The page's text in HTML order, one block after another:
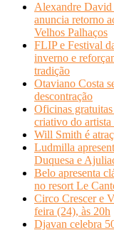
Alexandre David
anuncia retorno
Velhos Palhaços
FLIP e Festival
inverno e
tradição
Otaviano Costa
descontração
Oficinas
criativo do
Will Smith é
Ludmilla
Duquesa e
Belo apresenta
no resort Le
Circo Crescer e
feira (24), às 20h
Djavan celebra